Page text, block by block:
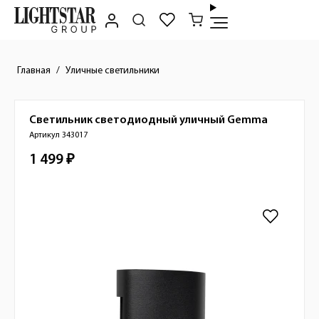
Главная Уличные светильники
Краткое описание товара
Светильник светодиодный уличный Gemma
Артикул 343017
Стоимость товара
1 499 ₽